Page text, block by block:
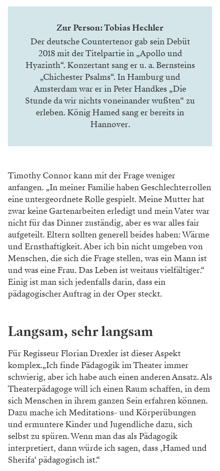
Zur Person: Tobias Hechler
Der deutsche Countertenor gab sein Debüt
2018 mit der Titelpartie in „Apollo und
Hyazinth“. Konzertant sang er u. a. Bernsteins
„Chichester Psalms“. In Hamburg und
Amsterdam war er in Peter Handkes „Die
Stunde da wir nichts voneinander wußten“ zu
erleben. König Hamed sang er bereits in
Hannover.
Timothy Connor kann mit der Frage weniger
anfangen. „In meiner Familie haben Geschlechterrollen
eine untergeordnete Rolle gespielt. Meine Mutter hat
zwar keine Gartenarbeiten erledigt und mein Vater war
nicht für das Dinner zuständig, aber es war alles fair
aufgeteilt. Eltern sollten generell beides haben: Wärme
und Ernsthaftigkeit. Aber ich bin nicht umgeben von
Menschen, die sich die Frage stellen, was ein Mann ist
und was eine Frau. Das Leben ist weitaus vielfältiger.“
Einig ist man sich jedenfalls darin, dass ein
pädagogischer Auftrag in der Oper steckt.
Langsam, sehr langsam
Für Regisseur Florian Drexler ist dieser Aspekt
komplex.„Ich finde Pädagogik im Theater immer
schwierig, aber ich habe auch einen anderen Ansatz. Als
Theaterpädagoge will ich einen Raum schaffen, in dem
sich Menschen in ihrem ganzen Sein erfahren können.
Dazu mache ich Meditations- und Körperübungen
und ermuntere Kinder und Jugendliche dazu, sich
selbst zu spüren. Wenn man das als Pädagogik
interpretiert, dann würde ich sagen, dass ‚Hamed und
Sherifa‘ pädagogisch ist.“